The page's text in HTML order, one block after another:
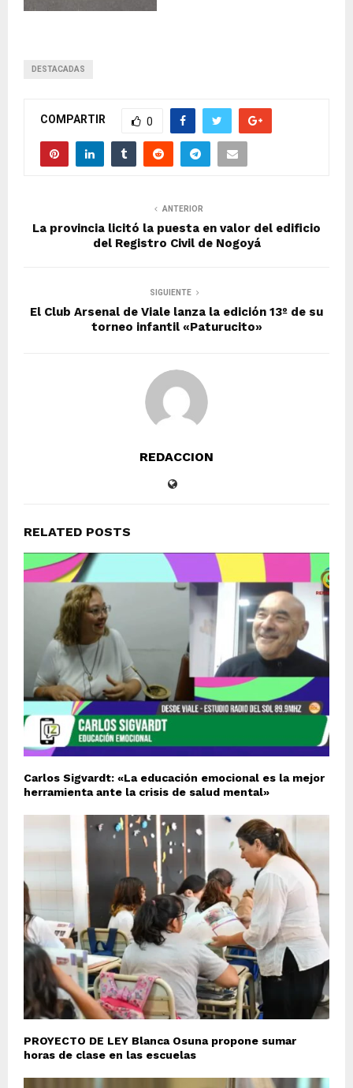
DESTACADAS
COMPARTIR 0
ANTERIOR
La provincia licitó la puesta en valor del edificio
del Registro Civil de Nogoyá
SIGUIENTE
El Club Arsenal de Viale lanza la edición 13º de su
torneo infantil «Paturucito»
REDACCION
RELATED POSTS
Carlos Sigvardt: «La educación emocional es la mejor
herramienta ante la crisis de salud mental»
PROYECTO DE LEY Blanca Osuna propone sumar
horas de clase en las escuelas